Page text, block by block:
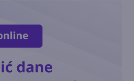
15. Nowości w "Data Control
Language", czyli parę słów o
schematach